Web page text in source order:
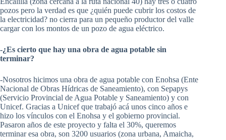
pozos pero la verdad es que ¿quién puede cubrir los costos de
la electricidad? no cierra para un pequeño productor del valle
cargar con los montos de un pozo de agua eléctrico.
-¿Es cierto que hay una obra de agua potable sin
terminar?
-Nosotros hicimos una obra de agua potable con Enohsa (Ente
Nacional de Obras Hídricas de Saneamiento), con Sepapys
(Servicio Provincial de Agua Potable y Saneamiento) y con
Unicef. Gracias a Unicef que trabajó acá unos cinco años e
hizo los vínculos con el Enohsa y el gobierno provincial.
Pasaron años de este proyecto y falta el 30%, queremos
terminar esa obra, son 3200 usuarios (zona urbana, Amaicha,